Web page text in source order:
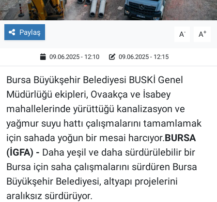
Paylaş A- A+
09.06.2025 - 12:10 09.06.2025 - 12:15
Bursa Büyükşehir Belediyesi BUSKİ Genel
Müdürlüğü ekipleri, Ovaakça ve İsabey
mahallelerinde yürüttüğü kanalizasyon ve
yağmur suyu hattı çalışmalarını tamamlamak
için sahada yoğun bir mesai harcıyor.BURSA
(İGFA) - Daha yeşil ve daha sürdürülebilir bir
Bursa için saha çalışmalarını sürdüren Bursa
Büyükşehir Belediyesi, altyapı projelerini
aralıksız sürdürüyor.